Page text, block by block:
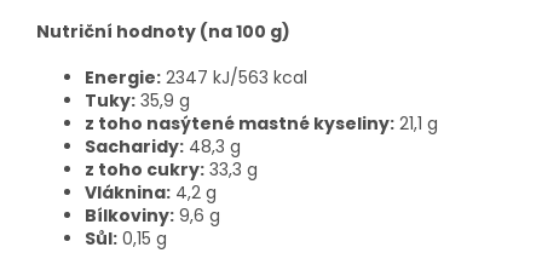
Nutriční hodnoty (na 100 g)
Energie: 2347 kJ/563 kcal
Tuky: 35,9 g
z toho nasýtené mastné kyseliny: 21,1 g
Sacharidy: 48,3 g
z toho cukry: 33,3 g
Vláknina: 4,2 g
Bílkoviny: 9,6 g
Sůl: 0,15 g